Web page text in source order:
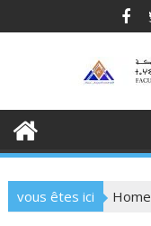
to
vous êtes ici Home